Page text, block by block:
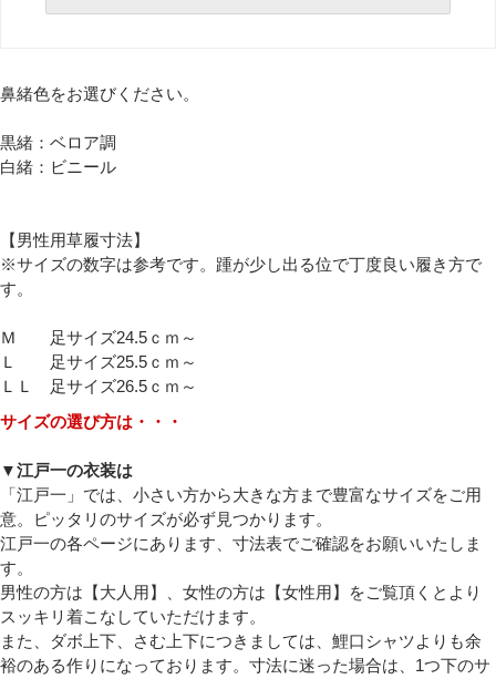
Eメール
鼻緒色をお選びください。
黒緒：ベロア調
白緒：ビニール
【男性用草履寸法】
※サイズの数字は参考です。踵が少し出る位で丁度良い履き方で
す。
Ｍ 足サイズ24.5ｃｍ～
Ｌ 足サイズ25.5ｃｍ～
ＬＬ 足サイズ26.5ｃｍ～
サイズの選び方は・・・
▼江戸一の衣装は
「江戸一」では、小さい方から大きな方まで豊富なサイズをご用
意。ピッタリのサイズが必ず見つかります。
江戸一の各ページにあります、寸法表でご確認をお願いいたしま
す。
男性の方は【大人用】、女性の方は【女性用】をご覧頂くとより
スッキリ着こなしていただけます。
また、ダボ上下、さむ上下につきましては、鯉口シャツよりも余
裕のある作りになっております。寸法に迷った場合は、1つ下のサ